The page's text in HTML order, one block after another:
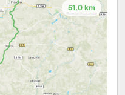
51,0 km